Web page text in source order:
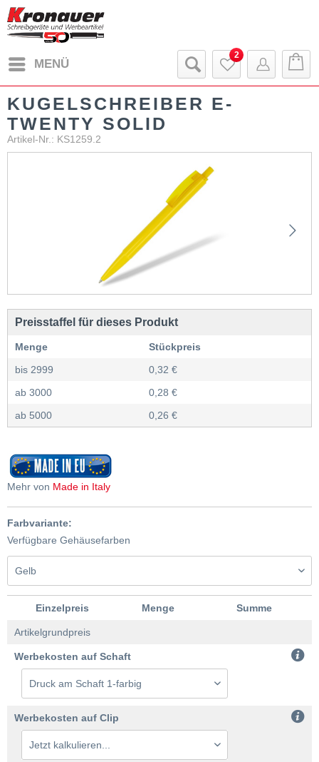
MENÜ
2
KUGELSCHREIBER E-
TWENTY SOLID
Artikel-Nr.: KS1259.2
Preisstaffel für dieses Produkt
Menge
Stückpreis
bis 2999
0,32 €
ab 3000
0,28 €
ab 5000 0,26 €
Mehr von Made in Italy
Farbvariante:
Verfügbare Gehäusefarben
Einzelpreis Menge Summe
Artikelgrundpreis
Werbekosten auf Schaft
Werbekosten auf Clip